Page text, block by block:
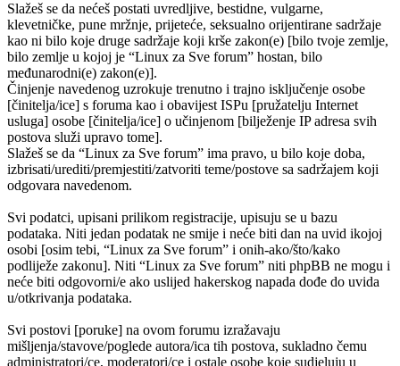
Slažeš se da nećeš postati uvredljive, bestidne, vulgarne,
klevetničke, pune mržnje, prijeteće, seksualno orijentirane sadržaje
kao ni bilo koje druge sadržaje koji krše zakon(e) [bilo tvoje zemlje,
bilo zemlje u kojoj je “Linux za Sve forum” hostan, bilo
međunarodni(e) zakon(e)].
Činjenje navedenog uzrokuje trenutno i trajno isključenje osobe
[činitelja/ice] s foruma kao i obavijest ISPu [pružatelju Internet
usluga] osobe [činitelja/ice] o učinjenom [bilježenje IP adresa svih
postova služi upravo tome].
Slažeš se da “Linux za Sve forum” ima pravo, u bilo koje doba,
izbrisati/urediti/premjestiti/zatvoriti teme/postove sa sadržajem koji
odgovara navedenom.
Svi podatci, upisani prilikom registracije, upisuju se u bazu
podataka. Niti jedan podatak ne smije i neće biti dan na uvid ikojoj
osobi [osim tebi, “Linux za Sve forum” i onih-ako/što/kako
podliježe zakonu]. Niti “Linux za Sve forum” niti phpBB ne mogu i
neće biti odgovorni/e ako uslijed hakerskog napada dođe do uvida
u/otkrivanja podataka.
Svi postovi [poruke] na ovom forumu izražavaju
mišljenja/stavove/poglede autora/ica tih postova, sukladno čemu
administratori/ce, moderatori/ce i ostale osobe koje sudjeluju u